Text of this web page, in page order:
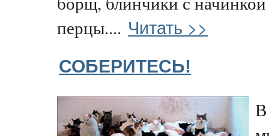
перцы.... Читать >>
СОБЕРИТЕСЬ!